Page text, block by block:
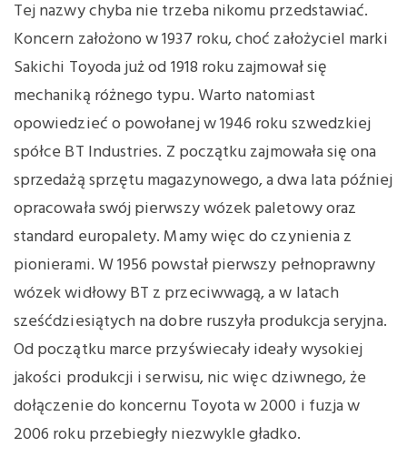
Tej nazwy chyba nie trzeba nikomu przedstawiać.
Koncern założono w 1937 roku, choć założyciel marki
Sakichi Toyoda już od 1918 roku zajmował się
mechaniką różnego typu. Warto natomiast
opowiedzieć o powołanej w 1946 roku szwedzkiej
spółce BT Industries. Z początku zajmowała się ona
sprzedażą sprzętu magazynowego, a dwa lata później
opracowała swój pierwszy wózek paletowy oraz
standard europalety. Mamy więc do czynienia z
pionierami. W 1956 powstał pierwszy pełnoprawny
wózek widłowy BT z przeciwwagą, a w latach
sześćdziesiątych na dobre ruszyła produkcja seryjna.
Od początku marce przyświecały ideały wysokiej
jakości produkcji i serwisu, nic więc dziwnego, że
dołączenie do koncernu Toyota w 2000 i fuzja w
2006 roku przebiegły niezwykle gładko.